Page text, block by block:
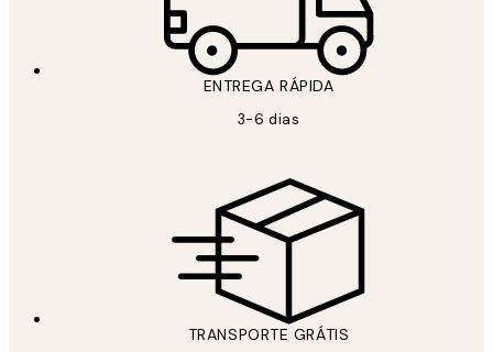
ENTREGA RÁPIDA
3-6 dias
TRANSPORTE GRÁTIS